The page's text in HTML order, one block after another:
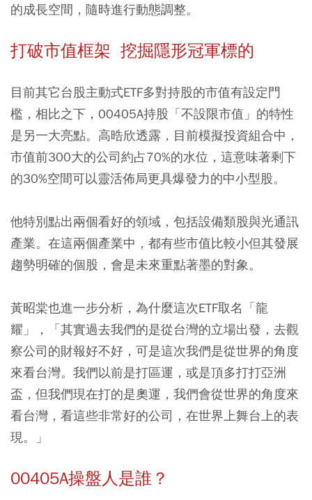
的成長空間，隨時進行動態調整。
打破市值框架 挖掘隱形冠軍標的
目前其它台股主動式ETF多對持股的市值有設定門
檻，相比之下，00405A持股「不設限市值」的特性
是另一大亮點。高晧欣透露，目前模擬投資組合中，
市值前300大的公司約占70%的水位，這意味著剩下
的30%空間可以靈活佈局更具爆發力的中小型股。
他特別點出兩個看好的領域，包括設備類股與光通訊
產業。在這兩個產業中，都有些市值比較小但其發展
趨勢明確的個股，會是未來重點著墨的對象。
黃昭棠也進一步分析，為什麼這次ETF取名「龍
耀」，「其實過去我們的是從台灣的立場出發，去觀
察公司的財報好不好，可是這次我們是從世界的角度
來看台灣。我們以前是打區運，或是頂多打打亞洲
盃，但我們現在打的是奧運，我們會從世界的角度來
看台灣，看這些非常好的公司，在世界上舞台上的表
現。」
00405A操盤人是誰？